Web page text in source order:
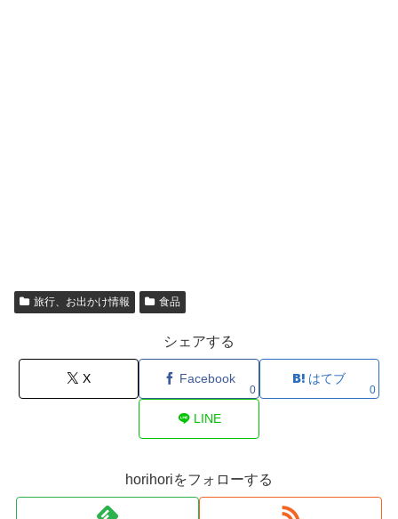
旅行、お出かけ情報 食品
シェアする
X Facebook
0
はてブ
0
LINE
horihoriをフォローする